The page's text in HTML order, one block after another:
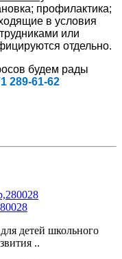
профилактика;
в условия
или
отдельно.
будем рады
289-61-62
детей школьного
..